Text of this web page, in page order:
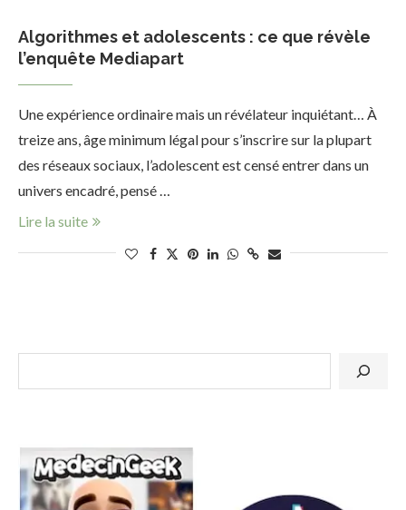
Algorithmes et adolescents : ce que révèle
l’enquête Mediapart
Une expérience ordinaire mais un révélateur inquiétant… À
treize ans, âge minimum légal pour s’inscrire sur la plupart
des réseaux sociaux, l’adolescent est censé entrer dans un
univers encadré, pensé …
Lire la suite